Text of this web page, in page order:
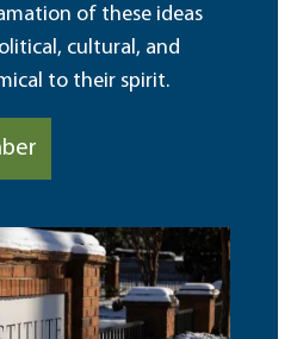
of these ideas
cultural, and
to their spirit.